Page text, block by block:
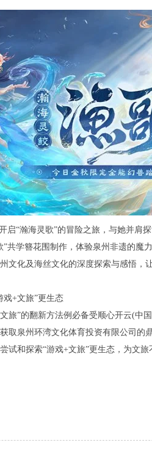
启“瀚海灵歌”的冒险之旅，与她并肩
”共学簪花围制作，体验泉州非遗的魔
文化及海丝文化的深度探索与感悟，
戏+文旅”更生态
旅”的翻新方法例必备受顺心开云(中
取泉州环湾文化体育投资有限公司的
试和探索“游戏+文旅”更生态，为文